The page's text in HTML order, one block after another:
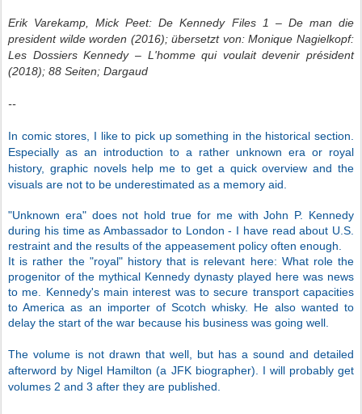
Erik Varekamp, Mick Peet: De Kennedy Files 1 – De man die
president wilde worden (2016); übersetzt von: Monique Nagielkopf:
Les Dossiers Kennedy – L'homme qui voulait devenir président
(2018); 88 Seiten; Dargaud
--
In comic stores, I like to pick up something in the historical section.
Especially as an introduction to a rather unknown era or royal
history, graphic novels help me to get a quick overview and the
visuals are not to be underestimated as a memory aid.
"Unknown era" does not hold true for me with John P. Kennedy
during his time as Ambassador to London - I have read about U.S.
restraint and the results of the appeasement policy often enough.
It is rather the "royal" history that is relevant here: What role the
progenitor of the mythical Kennedy dynasty played here was news
to me. Kennedy's main interest was to secure transport capacities
to America as an importer of Scotch whisky. He also wanted to
delay the start of the war because his business was going well.
The volume is not drawn that well, but has a sound and detailed
afterword by Nigel Hamilton (a JFK biographer). I will probably get
volumes 2 and 3 after they are published.